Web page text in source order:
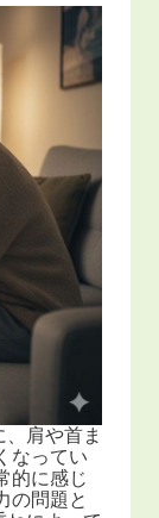
、肩や首ま
なってい
的に感じ
の問題と